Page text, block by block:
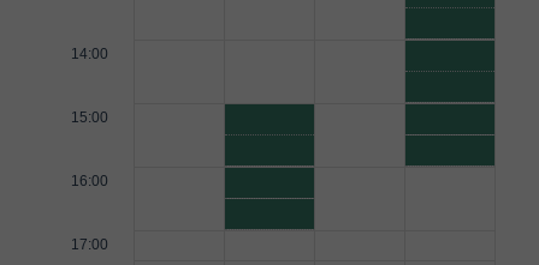
14:00
15:00
16:00
17:00